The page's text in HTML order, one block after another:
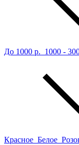
До 1000 р. 1000 -
Красное Белое